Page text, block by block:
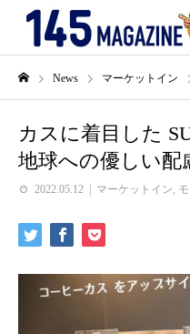
News マーケットイン
カスに着目した
地球への優しい配
2022.05.12 マーケットイン